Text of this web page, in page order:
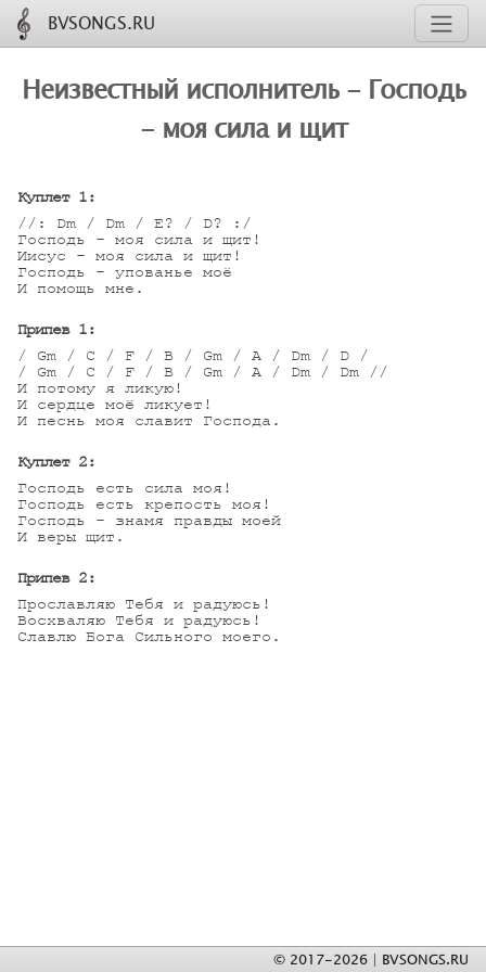
BVSONGS.RU
Неизвестный исполнитель - Господь
- моя сила и щит
Куплет 1:
//: Dm / Dm / E? / D? :/
Господь - моя сила и щит!
Иисус - моя сила и щит!
Господь - упованье моё
И помощь мне.
Припев 1:
/ Gm / C / F / B / Gm / A / Dm / D /
/ Gm / C / F / B / Gm / A / Dm / Dm //
И потому я ликую!
И сердце моё ликует!
И песнь моя славит Господа.
Куплет 2:
Господь есть сила моя!
Господь есть крепость моя!
Господь - знамя правды моей
И веры щит.
Припев 2:
Прославляю Тебя и радуюсь!
Восхваляю Тебя и радуюсь!
Славлю Бога Сильного моего.
© 2017-2026 | BVSONGS.RU